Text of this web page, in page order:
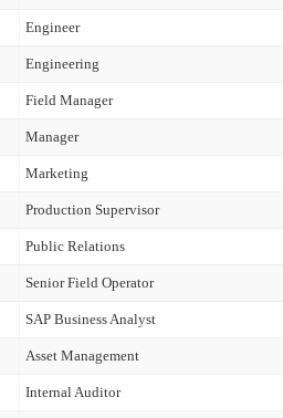
Engineer
Engineering
Field Manager
Manager
Marketing
Production Supervisor
Public Relations
Senior Field Operator
SAP Business Analyst
Asset Management
Internal Auditor